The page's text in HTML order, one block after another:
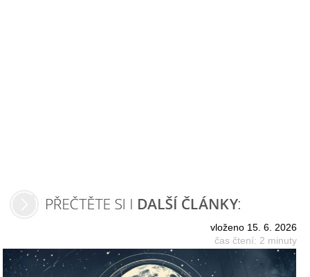
vloženo 15. 6. 2026
čas čtení: 2 minuty